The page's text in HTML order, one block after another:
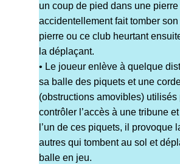
un coup de pied dans une pierre
accidentellement fait tomber
pierre ou ce club heurtant
la déplaçant.
• Le joueur enlève à quelque
sa balle des piquets et une
(obstructions amovibles) utilisés
contrôler l’accès à une tribune
l’un de ces piquets, il provoque
autres qui tombent au sol et
balle en jeu.